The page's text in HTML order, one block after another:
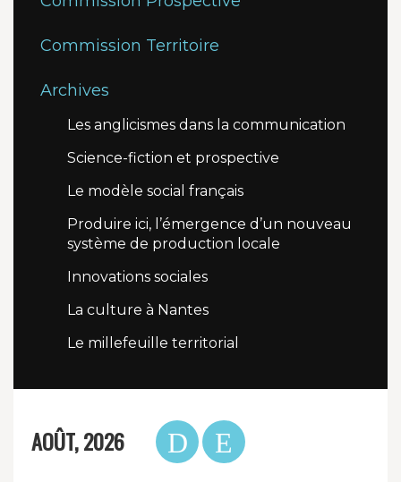
Commission Territoire
Archives
Les anglicismes dans la communication
Science-fiction et prospective
Le modèle social français
Produire ici, l’émergence d’un nouveau
système de production locale
Innovations sociales
La culture à Nantes
Le millefeuille territorial
AOÛT, 2026